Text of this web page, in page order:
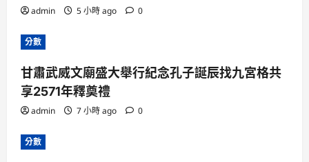
admin 5 小時 ago 0
分數
甘肅武威文廟盛大舉行紀念孔子誕辰找九宮格共
享2571年釋奠禮
admin 7 小時 ago 0
分數